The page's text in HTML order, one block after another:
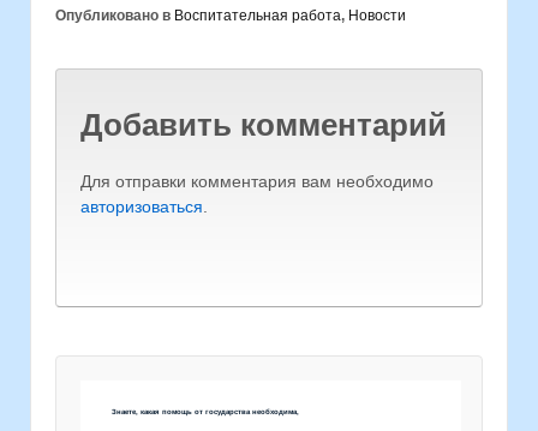
Опубликовано в Воспитательная работа, Новости
Добавить комментарий
Для отправки комментария вам необходимо
авторизоваться
Знаете, какая помощь от государства необходима,